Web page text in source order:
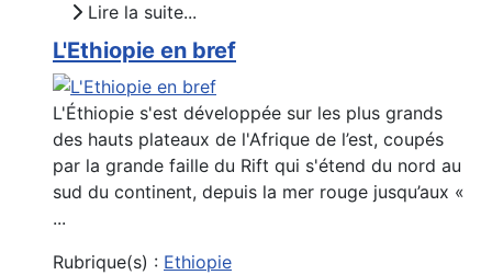
Lire la suite...
L'Ethiopie en bref
L'Éthiopie s'est développée sur les plus grands
des hauts plateaux de l'Afrique de l’est, coupés
par la grande faille du Rift qui s'étend du nord au
sud du continent, depuis la mer rouge jusqu’aux «
...
Rubrique(s) : Ethiopie